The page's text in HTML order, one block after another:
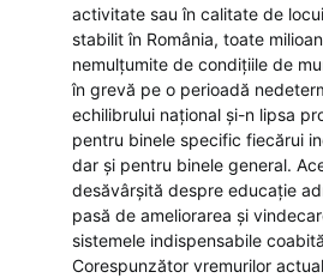
activitate sau în calitate de
stabilit în România, toate
nemulțumite de condițiile de
în grevă pe o perioadă
echilibrului național și-n lipsa
pentru binele specific fiecărui
dar și pentru binele general.
desăvârșită despre educație
pasă de ameliorarea și
sistemele indispensabile
Corespunzător vremurilor